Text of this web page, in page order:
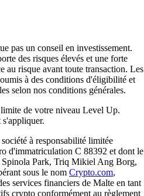
pas un conseil en investissement.
des risques élevés et une forte
au risque avant toute transaction. Les
à des conditions d'éligibilité et
selon nos conditions générales.
de votre niveau Level Up.
s'appliquer.
à responsabilité limitée
d'immatriculation C 88392 et dont le
Spinola Park, Triq Mikiel Ang Borg,
sous le nom Crypto.com,
services financiers de Malte en tant
crypto conformément au règlement